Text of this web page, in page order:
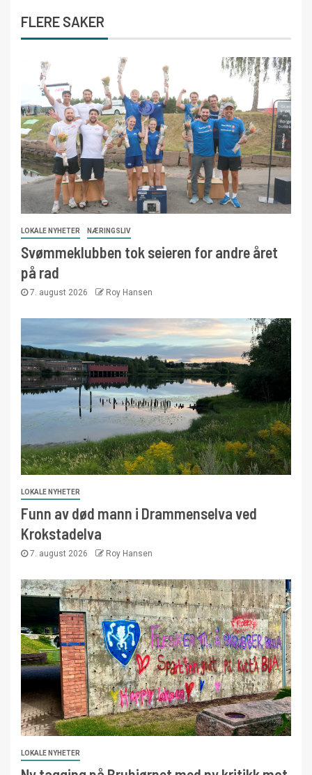
FLERE SAKER
LOKALE NYHETER NÆRINGSLIV
Svømmeklubben tok seieren for andre året
på rad
7. august 2026 Roy Hansen
LOKALE NYHETER
Funn av død mann i Drammenselva ved
Krokstadelva
7. august 2026 Roy Hansen
LOKALE NYHETER